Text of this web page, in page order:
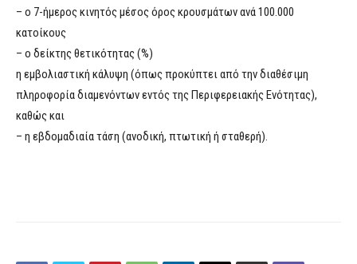
– ο 7-ήμερος κινητός μέσος όρος κρουσμάτων ανά 100.000
κατοίκους
– ο δείκτης θετικότητας (%)
η εμβολιαστική κάλυψη (όπως προκύπτει από την διαθέσιμη
πληροφορία διαμενόντων εντός της Περιφερειακής Ενότητας),
καθώς και
– η εβδομαδιαία τάση (ανοδική, πτωτική ή σταθερή).